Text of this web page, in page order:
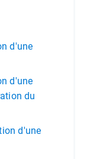
d'une
d'une
du
d'une